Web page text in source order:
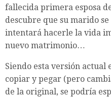
fallecida primera esposa
descubre que su marido se
intentará hacerle la vida
nuevo matrimonio…
Siendo esta versión actual
copiar y pegar (pero
de la original, se podría